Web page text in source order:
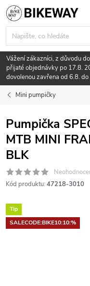
Přejít
na
obsah
Vážení zákazníci, z důvodu
přijaté objednávky po 17.8.
dovolenou zavřena od 6.8.
Mini pumpičky
Pumpička
MTB MINI
BLK
Kód produktu: 47218-3010
Tip
SALECODE:BIKE10:10:%